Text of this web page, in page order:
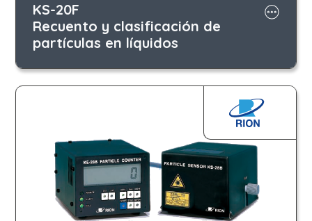
KS-20F
Recuento y clasificación de
partículas en líquidos